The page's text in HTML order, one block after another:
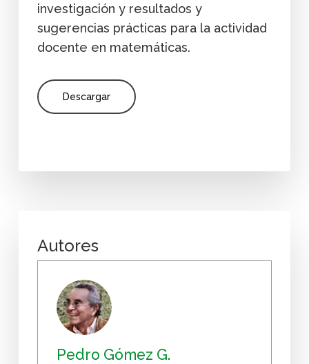
investigación y resultados y
sugerencias prácticas para la actividad
docente en matemáticas.
Descargar
Autores
Pedro Gómez G.